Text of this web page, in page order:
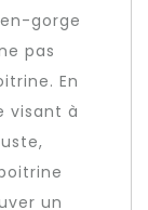
gorge
pas
En
visant à
un